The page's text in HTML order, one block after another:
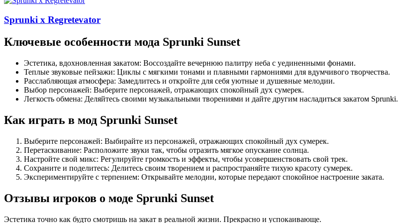
Sprunki x Regretevator
Ключевые особенности мода Sprunki Sunset
Эстетика, вдохновленная закатом: Воссоздайте вечернюю палитру неба с уединенными фонами.
Теплые звуковые пейзажи: Циклы с мягкими тонами и плавными гармониями для вдумчивого творчества.
Расслабляющая атмосфера: Замедлитесь и откройте для себя уютные и душевные мелодии.
Выбор персонажей: Выберите персонажей, отражающих спокойный дух сумерек.
Легкость обмена: Деляйтесь своими музыкальными творениями и дайте другим насладиться закатом Sprunki.
Как играть в мод Sprunki Sunset
Выберите персонажей: Выбирайте из персонажей, отражающих спокойный дух сумерек.
Перетаскивание: Расположите звуки так, чтобы отразить мягкое опускание солнца.
Настройте свой микс: Регулируйте громкость и эффекты, чтобы усовершенствовать свой трек.
Сохраните и поделитесь: Делитесь своим творением и распространяйте тихую красоту сумерек.
Экспериментируйте с терпением: Открывайте мелодии, которые передают спокойное настроение заката.
Отзывы игроков о моде Sprunki Sunset
Эстетика точно как будто смотришь на закат в реальной жизни. Прекрасно и успокаивающе.